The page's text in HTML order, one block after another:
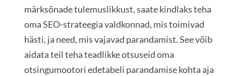
märksõnade tulemuslikkust, saate kindlaks teha
oma SEO-strateegia valdkonnad, mis toimivad
hästi, ja need, mis vajavad parandamist. See võib
aidata teil teha teadlikke otsuseid oma
otsingumootori edetabeli parandamise kohta aja